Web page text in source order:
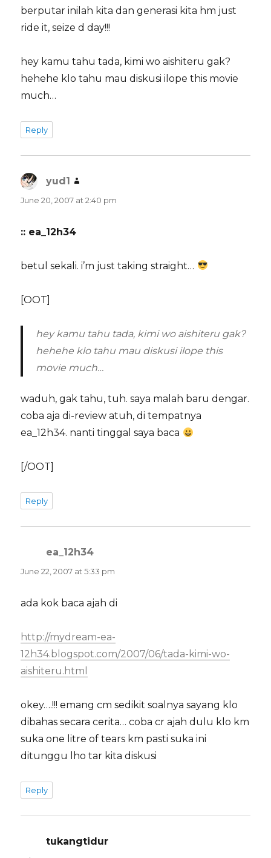
berputar inilah kita dan generasi kita hm just
ride it, seize d day!!!
hey kamu tahu tada, kimi wo aishiteru gak?
hehehe klo tahu mau diskusi ilope this movie
much…
Reply
yud1
June 20, 2007 at 2:40 pm
:: ea_12h34
betul sekali. i’m just taking straight…
[OOT]
hey kamu tahu tada, kimi wo aishiteru gak?
hehehe klo tahu mau diskusi ilope this
movie much…
waduh, gak tahu, tuh. saya malah baru dengar.
coba aja di-review atuh, di tempatnya
ea_12h34. nanti tinggal saya baca
[/OOT]
Reply
ea_12h34
June 22, 2007 at 5:33 pm
ada kok baca ajah di
http://mydream-ea-
12h34.blogspot.com/2007/06/tada-kimi-wo-
aishiteru.html
okey….!!! emang cm sedikit soalnya sayang klo
dibahas secara cerita… coba cr ajah dulu klo km
suka one litre of tears km pasti suka ini
ditunggu lho tar kita diskusi
Reply
tukangtidur